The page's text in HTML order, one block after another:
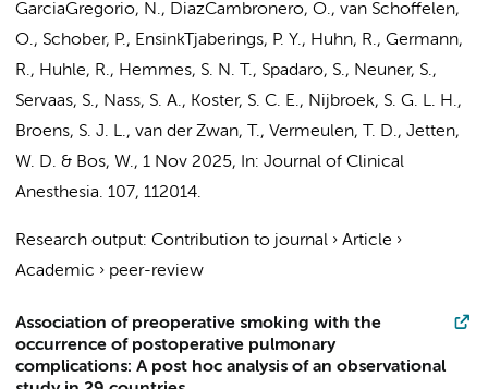
GarciaGregorio, N., DiazCambronero, O., van Schoffelen,
O., Schober, P., EnsinkTjaberings, P. Y., Huhn, R., Germann,
R., Huhle, R., Hemmes, S. N. T., Spadaro, S., Neuner, S.,
Servaas, S., Nass, S. A., Koster, S. C. E., Nijbroek, S. G. L. H.,
Broens, S. J. L., van der Zwan, T., Vermeulen, T. D., Jetten,
W. D. & Bos, W., 1 Nov 2025, In: Journal of Clinical
Anesthesia. 107, 112014.
Research output: Contribution to journal › Article ›
Academic › peer-review
Association of preoperative smoking with the
occurrence of postoperative pulmonary
complications: A post hoc analysis of an observational